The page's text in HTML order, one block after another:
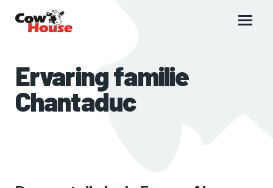
Main
Ervaring familie
Chantaduc